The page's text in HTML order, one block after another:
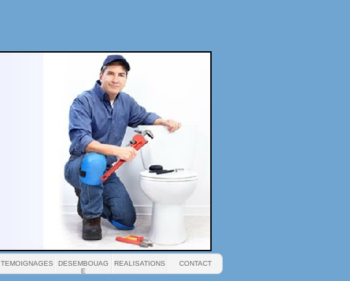
TEMOIGNAGES
DESEMBOUAG
E
REALISATIONS CONTACT